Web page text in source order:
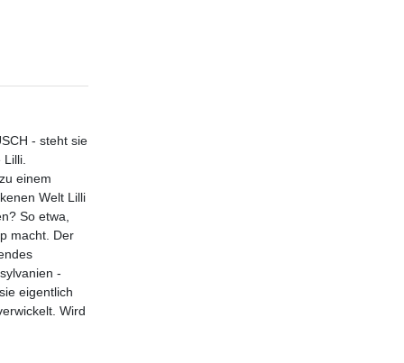
- steht sie
einem
Welt Lilli
So etwa,
macht. Der
-
eigentlich
Wird